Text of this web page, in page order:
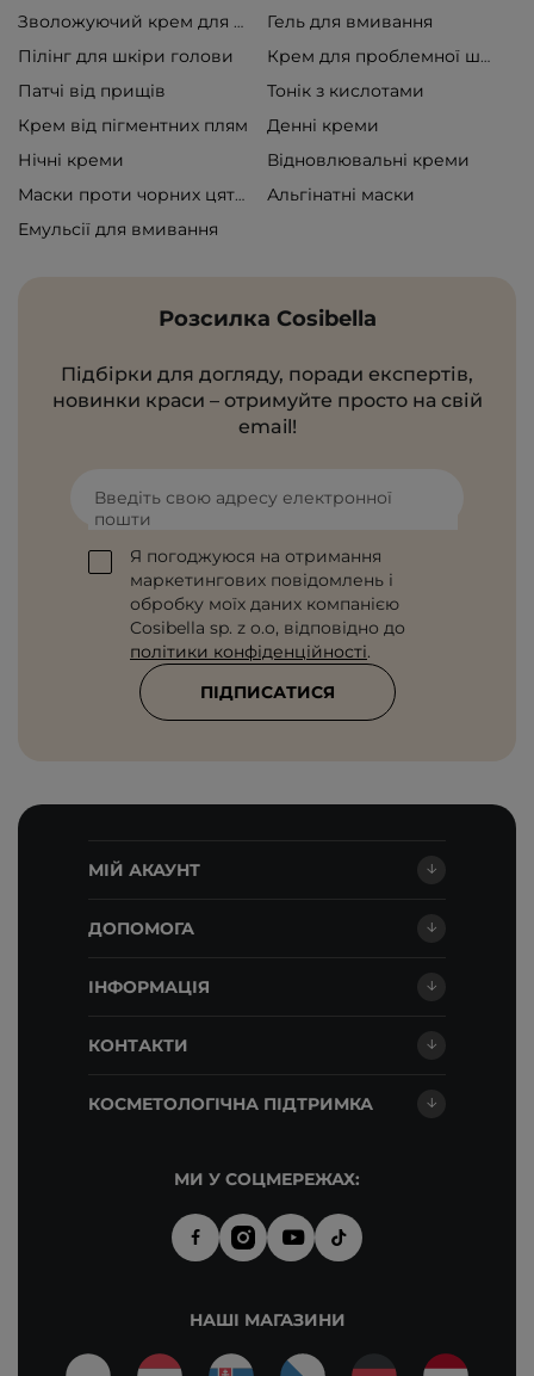
Зволожуючий крем для обличчя
Гель для вмивання
Пілінг для шкіри голови
Крем для проблемної шкіри
Патчі від прищів
Тонік з кислотами
Крем від пігментних плям
Денні креми
Нічні креми
Відновлювальні креми
Маски проти чорних цяток
Альгінатні маски
Емульсії для вмивання
Розсилка Cosibella
Підбірки для догляду, поради експертів,
новинки краси – отримуйте просто на свій
email!
Введіть свою адресу електронної
пошти
Я погоджуюся на отримання
маркетингових повідомлень і
обробку моїх даних компанією
Cosibella sp. z o.o, відповідно до
політики конфіденційності.
ПІДПИСАТИСЯ
МІЙ АКАУНТ
ДОПОМОГА
ІНФОРМАЦІЯ
КОНТАКТИ
КОСМЕТОЛОГІЧНА ПІДТРИМКА
МИ У СОЦМЕРЕЖАХ:
НАШІ МАГАЗИНИ